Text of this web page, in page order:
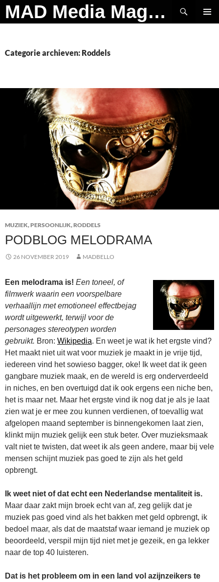
Ga
naar
MAD Media Magazine
Zoeken
Categorie archieven: Roddels
MUZIEK,PERSOONLIJK,RODDELS
PODBLOG MELODRAMA
26 NOVEMBER 2019 MADBELLO
Een melodrama is! Een toneel, of
filmwerk waarin een voorspelbare
verhaallijn met emotioneel effectbejag
wordt uitgewerkt, terwijl voor de
personages stereotypen worden
gebruikt. Bron: Wikipedia. En weet je wat ik het ergste vind?
Het maakt niet uit wat voor muziek je maakt in je vrije tijd,
iedereen vind het sowieso bagger, oke! Ik weet dat ik geen
gangbare muziek maak, en de wereld is erg onderverdeeld
in niches, en ben overtuigd dat ik ook ergens een niche ben,
het is maar net. Maar het ergste vind ik nog dat je als je laat
zien wat je er mee zou kunnen verdienen, of toevallig wat
afgelopen maand september is binnengekomen laat zien,
klinkt mijn muziek gelijk een stuk beter. Over muzieksmaak
valt niet te twisten, dat weet ik als geen andere, maar bij vele
mensen schijnt muziek pas goed te zijn als het geld
opbrengt.
Ik weet niet of dat echt een Nederlandse mentaliteit is.
Maar daar zakt mijn broek echt van af, zeg gelijk dat je
muziek pas goed vind als het bakken met geld opbrengt, ik
bedoel maar, als dat de maatstaf waar iemand je muziek op
beoordeeld, verspil mijn tijd niet met je gezeik, en ga lekker
naar de top 40 luisteren.
Dat is het probleem om in een land vol azijnzeikers te